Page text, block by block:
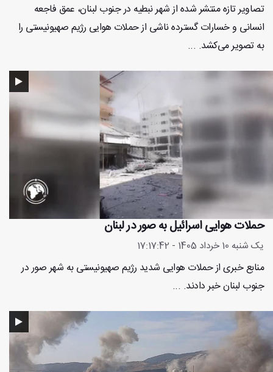
تصاویر تازه منتشر شده از شهر نبطیه در جنوب لبنان، عمق فاجعه
انسانی و خسارات گسترده ناشی از حملات هوایی رژیم صهیونیستی را
به تصویر می‌کشد. ...
حملات هوایی اسرائیل به صور در لبنان
یک شنبه 10 خرداد 1405 - 17:17:42
منابع خبری از حملات هوایی شدید رژیم صهیونیستی به شهر صور در
جنوب لبنان خبر دادند. ...